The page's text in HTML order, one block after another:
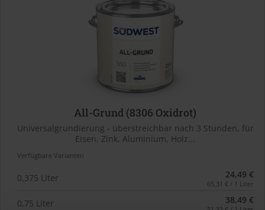
All-Grund (8306 Oxidrot)
Universalgrundierung - überstreichbar nach 3 Stunden, für
Eisen, Zink, Aluminium, Holz...
Verfügbare Varianten
0,375 Liter 24,49 €
65,31 € / 1 Liter
0,75 Liter 38,49 €